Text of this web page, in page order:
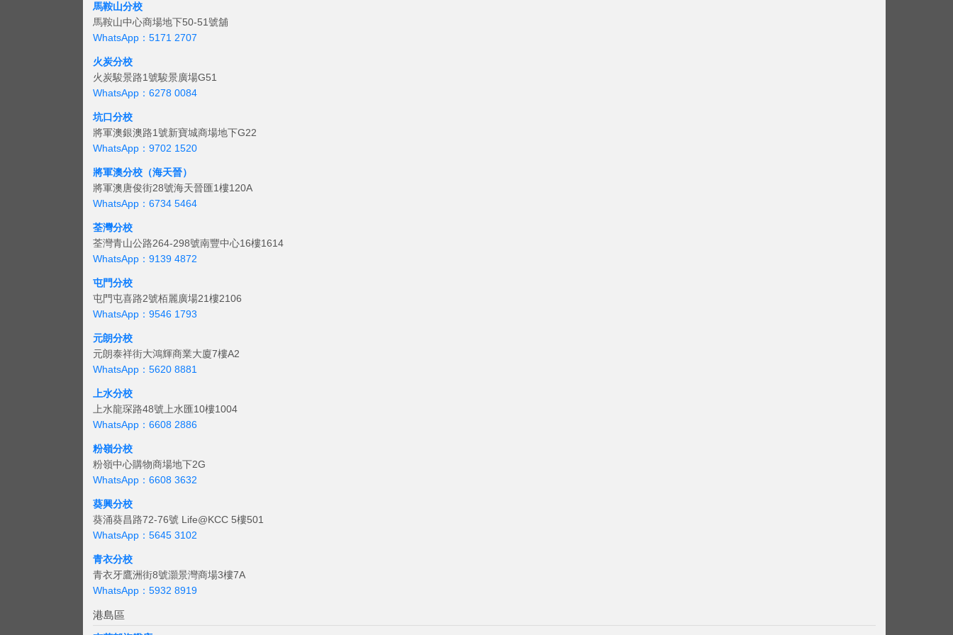
馬鞍山分校
馬鞍山中心商場地下50-51號舖
WhatsApp：5171 2707
火炭分校
火炭駿景路1號駿景廣場G51
WhatsApp：6278 0084
坑口分校
將軍澳銀澳路1號新寶城商場地下G22
WhatsApp：9702 1520
將軍澳分校（海天晉）
將軍澳唐俊街28號海天晉匯1樓120A
WhatsApp：6734 5464
荃灣分校
荃灣青山公路264-298號南豐中心16樓1614
WhatsApp：9139 4872
屯門分校
屯門屯喜路2號栢麗廣場21樓2106
WhatsApp：9546 1793
元朗分校
元朗泰祥街大鴻輝商業大廈7樓A2
WhatsApp：5620 8881
上水分校
上水龍琛路48號上水匯10樓1004
WhatsApp：6608 2886
粉嶺分校
粉嶺中心購物商場地下2G
WhatsApp：6608 3632
葵興分校
葵涌葵昌路72-76號 Life@KCC 5樓501
WhatsApp：5645 3102
青衣分校
青衣牙鷹洲街8號灝景灣商場3樓7A
WhatsApp：5932 8919
港島區